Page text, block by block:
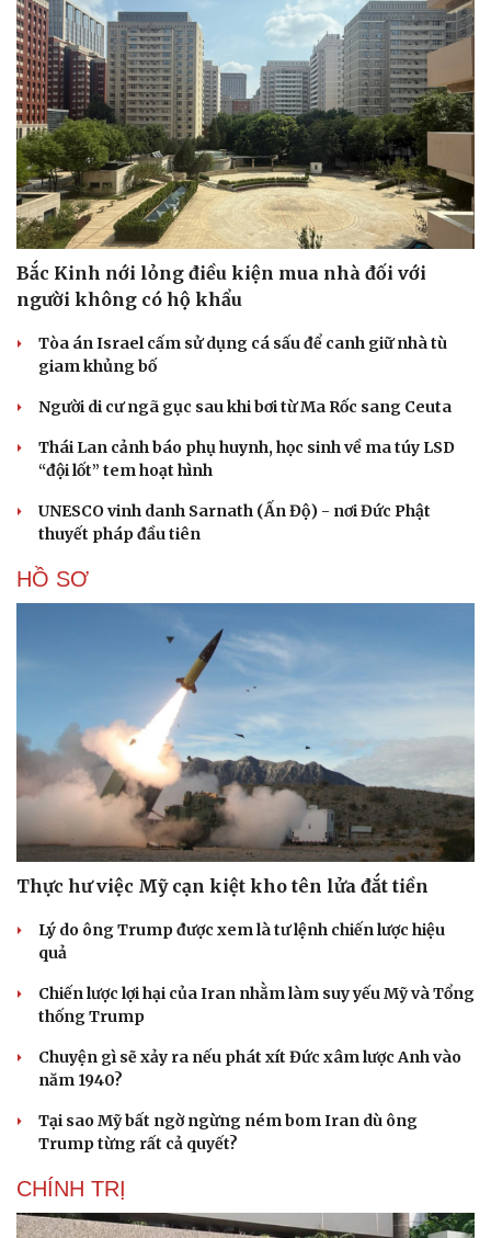
Bắc Kinh nới lỏng điều kiện mua nhà đối với
người không có hộ khẩu
Tòa án Israel cấm sử dụng cá sấu để canh giữ nhà tù
giam khủng bố
Người di cư ngã gục sau khi bơi từ Ma Rốc sang Ceuta
Thái Lan cảnh báo phụ huynh, học sinh về ma túy LSD
“đội lốt” tem hoạt hình
UNESCO vinh danh Sarnath (Ấn Độ) - nơi Đức Phật
thuyết pháp đầu tiên
HỒ SƠ
Thực hư việc Mỹ cạn kiệt kho tên lửa đắt tiền
Lý do ông Trump được xem là tư lệnh chiến lược hiệu
quả
Chiến lược lợi hại của Iran nhằm làm suy yếu Mỹ và Tổng
thống Trump
Chuyện gì sẽ xảy ra nếu phát xít Đức xâm lược Anh vào
năm 1940?
Tại sao Mỹ bất ngờ ngừng ném bom Iran dù ông
Trump từng rất cả quyết?
CHÍNH TRỊ